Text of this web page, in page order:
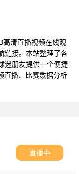
高清直播视频在线观
链接。本站整理了各
迷朋友提供一个便捷
直播、比赛数据分析
直播中